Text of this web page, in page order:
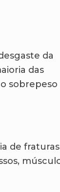
da
das
sobrepeso
de